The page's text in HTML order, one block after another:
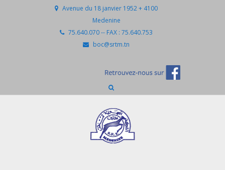
Avenue du 18 janvier 1952 + 4100
Medenine
75.640.070 -- FAX : 75.640.753
boc@srtm.tn